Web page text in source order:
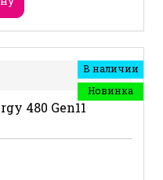
В наличии
Новинка
480 Gen11